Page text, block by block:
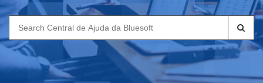
Search
for: